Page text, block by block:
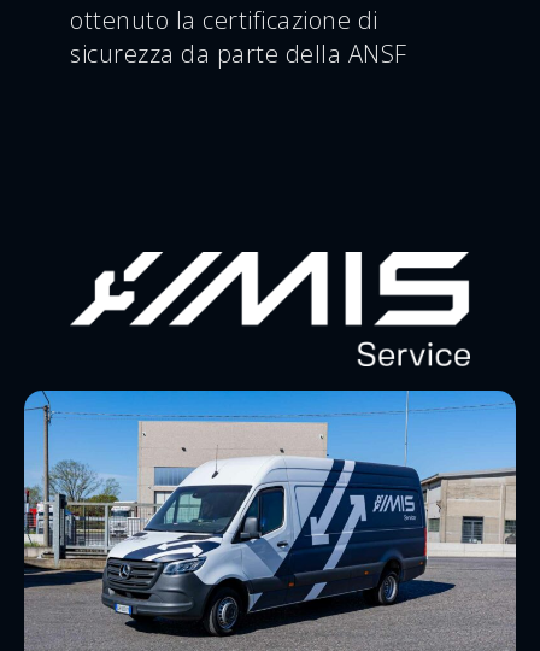
ottenuto la certificazione di
sicurezza da parte della ANSF